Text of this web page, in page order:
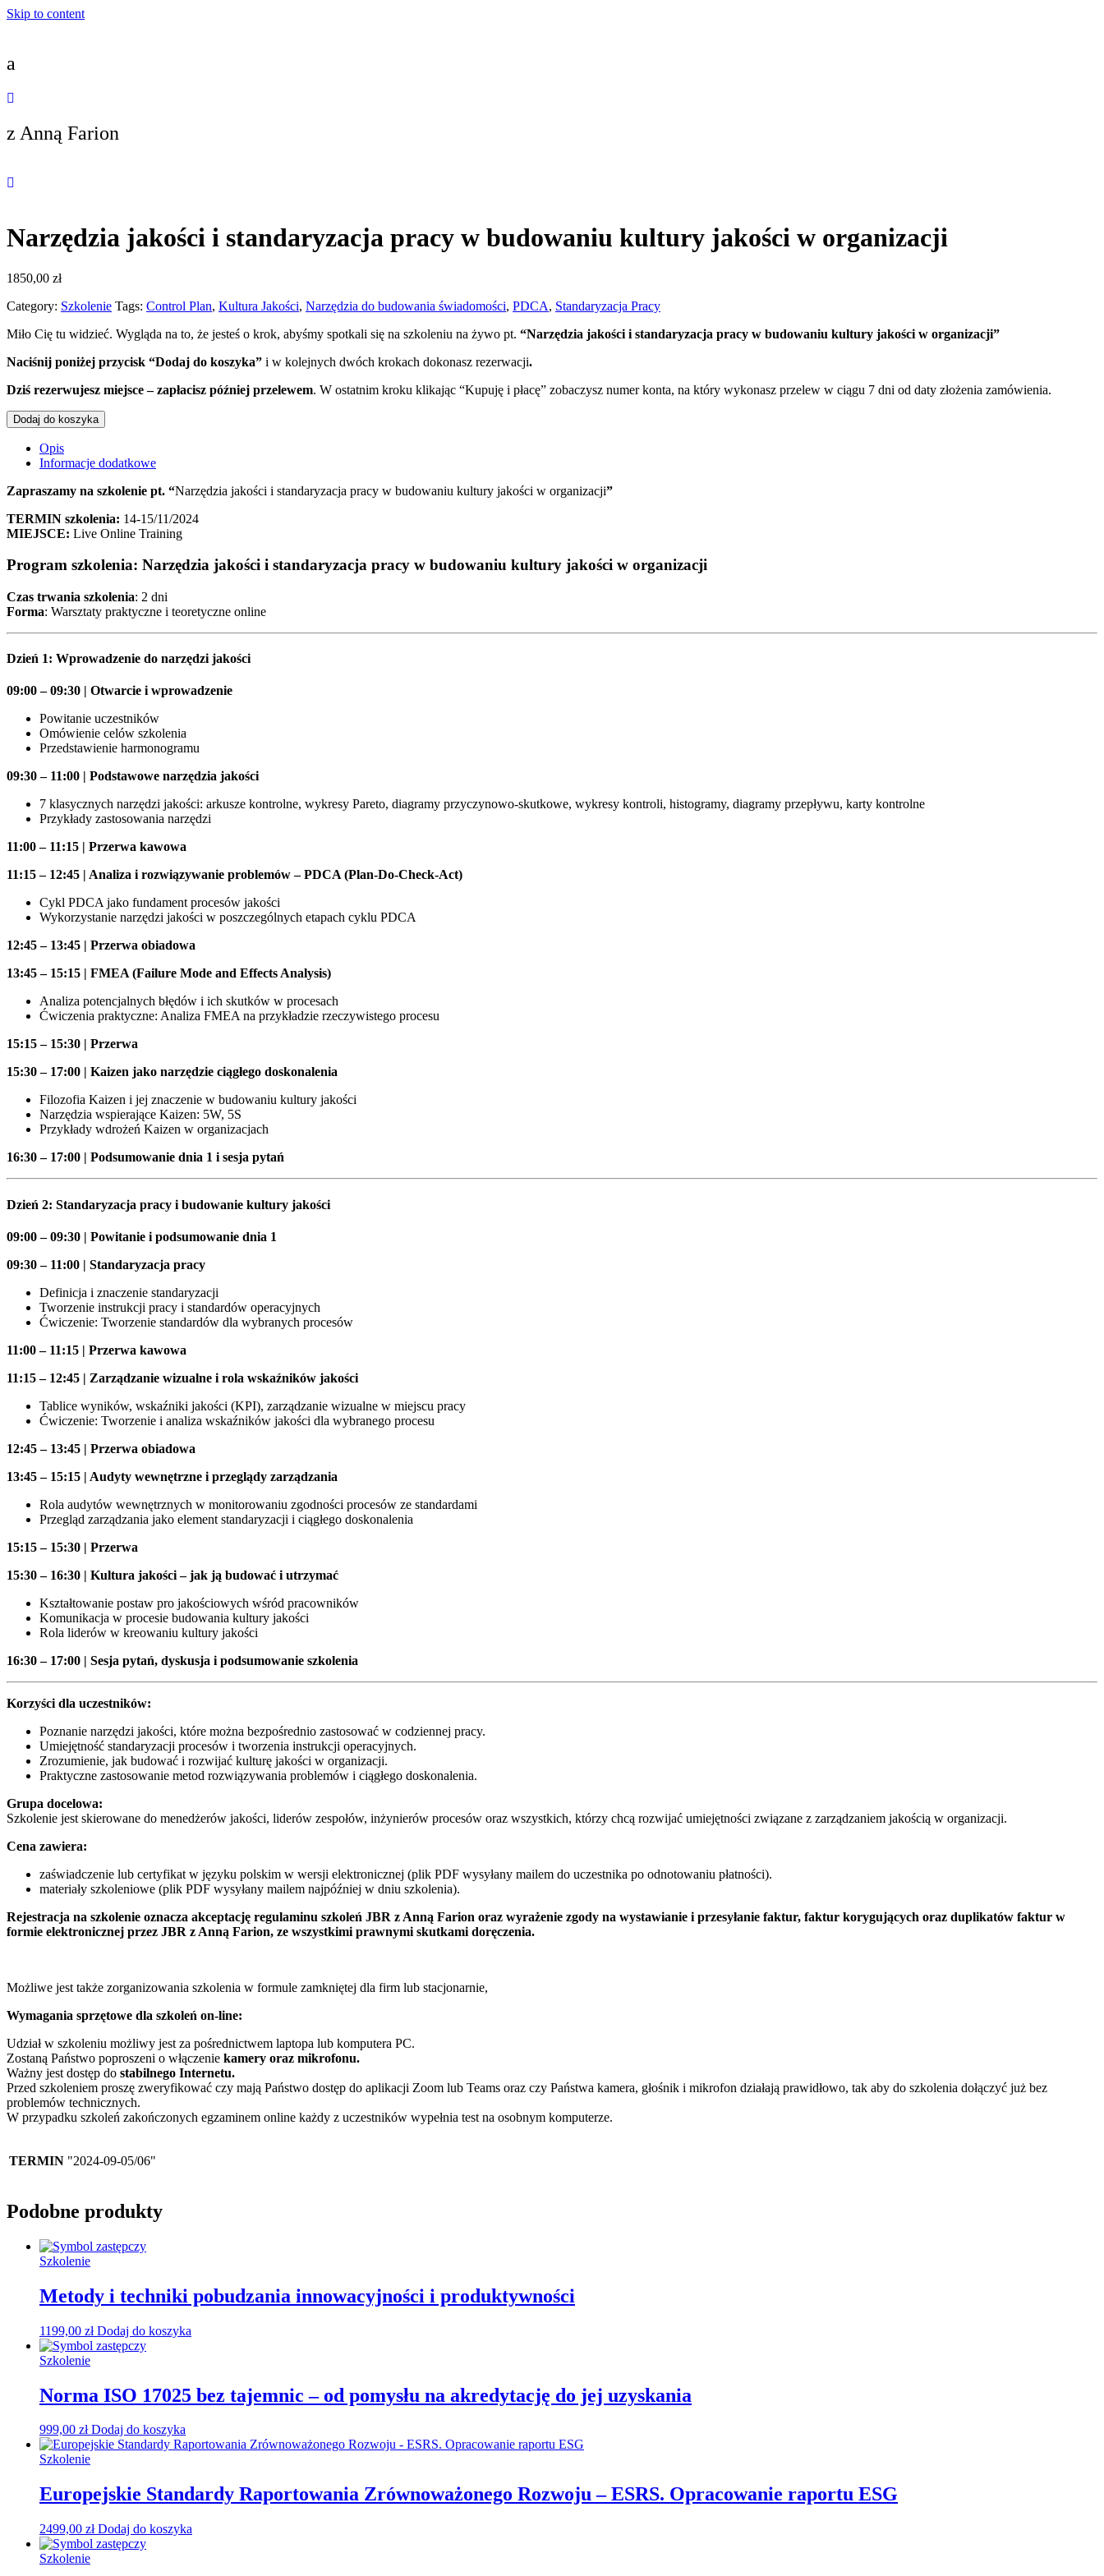
Skip to content
a
z Anną Farion
Narzędzia jakości i standaryzacja pracy w budowaniu kultury jakości w organizacji
1850,00 zł
Category: Szkolenie Tags: Control Plan, Kultura Jakości, Narzędzia do budowania świadomości, PDCA, Standaryzacja Pracy
Miło Cię tu widzieć. Wygląda na to, że jesteś o krok, abyśmy spotkali się na szkoleniu na żywo pt. “Narzędzia jakości i standaryzacja pracy w budowaniu kultury jakości w organizacji”
Naciśnij poniżej przycisk “Dodaj do koszyka” i w kolejnych dwóch krokach dokonasz rezerwacji.
Dziś rezerwujesz miejsce – zapłacisz później przelewem. W ostatnim kroku klikając “Kupuję i płacę” zobaczysz numer konta, na który wykonasz przelew w ciągu 7 dni od daty złożenia zamówienia.
ilość
Narzędzia
jakości
pracy
budowaniu
kultury
w
Dodaj do koszyka
Opis
Informacje dodatkowe
Zapraszamy na szkolenie pt. “Narzędzia jakości i standaryzacja pracy w budowaniu kultury jakości w organizacji”
TERMIN szkolenia: 14-15/11/2024
MIEJSCE: Live Online Training
Program szkolenia: Narzędzia jakości i standaryzacja pracy w budowaniu kultury jakości w organizacji
Czas trwania szkolenia: 2 dni
Forma: Warsztaty praktyczne i teoretyczne online
Dzień 1: Wprowadzenie do narzędzi jakości
09:00 – 09:30 | Otwarcie i wprowadzenie
Powitanie uczestników
Omówienie celów szkolenia
Przedstawienie harmonogramu
09:30 – 11:00 | Podstawowe narzędzia jakości
7 klasycznych narzędzi jakości: arkusze kontrolne, wykresy Pareto, diagramy przyczynowo-skutkowe, wykresy kontroli, histogramy, diagramy przepływu, karty kontrolne
Przykłady zastosowania narzędzi
11:00 – 11:15 | Przerwa kawowa
11:15 – 12:45 | Analiza i rozwiązywanie problemów – PDCA (Plan-Do-Check-Act)
Cykl PDCA jako fundament procesów jakości
Wykorzystanie narzędzi jakości w poszczególnych etapach cyklu PDCA
12:45 – 13:45 | Przerwa obiadowa
13:45 – 15:15 | FMEA (Failure Mode and Effects Analysis)
Analiza potencjalnych błędów i ich skutków w procesach
Ćwiczenia praktyczne: Analiza FMEA na przykładzie rzeczywistego procesu
15:15 – 15:30 | Przerwa
15:30 – 17:00 | Kaizen jako narzędzie ciągłego doskonalenia
Filozofia Kaizen i jej znaczenie w budowaniu kultury jakości
Narzędzia wspierające Kaizen: 5W, 5S
Przykłady wdrożeń Kaizen w organizacjach
16:30 – 17:00 | Podsumowanie dnia 1 i sesja pytań
Dzień 2: Standaryzacja pracy i budowanie kultury jakości
09:00 – 09:30 | Powitanie i podsumowanie dnia 1
09:30 – 11:00 | Standaryzacja pracy
Definicja i znaczenie standaryzacji
Tworzenie instrukcji pracy i standardów operacyjnych
Ćwiczenie: Tworzenie standardów dla wybranych procesów
11:00 – 11:15 | Przerwa kawowa
11:15 – 12:45 | Zarządzanie wizualne i rola wskaźników jakości
Tablice wyników, wskaźniki jakości (KPI), zarządzanie wizualne w miejscu pracy
Ćwiczenie: Tworzenie i analiza wskaźników jakości dla wybranego procesu
12:45 – 13:45 | Przerwa obiadowa
13:45 – 15:15 | Audyty wewnętrzne i przeglądy zarządzania
Rola audytów wewnętrznych w monitorowaniu zgodności procesów ze standardami
Przegląd zarządzania jako element standaryzacji i ciągłego doskonalenia
15:15 – 15:30 | Przerwa
15:30 – 16:30 | Kultura jakości – jak ją budować i utrzymać
Kształtowanie postaw pro jakościowych wśród pracowników
Komunikacja w procesie budowania kultury jakości
Rola liderów w kreowaniu kultury jakości
16:30 – 17:00 | Sesja pytań, dyskusja i podsumowanie szkolenia
Korzyści dla uczestników:
Poznanie narzędzi jakości, które można bezpośrednio zastosować w codziennej pracy.
Umiejętność standaryzacji procesów i tworzenia instrukcji operacyjnych.
Zrozumienie, jak budować i rozwijać kulturę jakości w organizacji.
Praktyczne zastosowanie metod rozwiązywania problemów i ciągłego doskonalenia.
Grupa docelowa:
Szkolenie jest skierowane do menedżerów jakości, liderów zespołów, inżynierów procesów oraz wszystkich, którzy chcą rozwijać umiejętności związane z zarządzaniem jakością w organizacji.
Cena zawiera:
zaświadczenie lub certyfikat w języku polskim w wersji elektronicznej (plik PDF wysyłany mailem do uczestnika po odnotowaniu płatności).
materiały szkoleniowe (plik PDF wysyłany mailem najpóźniej w dniu szkolenia).
Rejestracja na szkolenie oznacza akceptację regulaminu szkoleń JBR z Anną Farion oraz wyrażenie zgody na wystawianie i przesyłanie faktur, faktur korygujących oraz duplikatów faktur w
formie elektronicznej przez JBR z Anną Farion, ze wszystkimi prawnymi skutkami doręczenia.
Możliwe jest także zorganizowania szkolenia w formule zamkniętej dla firm lub stacjonarnie,
Wymagania sprzętowe dla szkoleń on-line:
Udział w szkoleniu możliwy jest za pośrednictwem laptopa lub komputera PC.
Zostaną Państwo poproszeni o włączenie kamery oraz mikrofonu.
Ważny jest dostęp do stabilnego Internetu.
Przed szkoleniem proszę zweryfikować czy mają Państwo dostęp do aplikacji Zoom lub Teams oraz czy Państwa kamera, głośnik i mikrofon działają prawidłowo, tak aby do szkolenia dołączyć już bez
problemów technicznych.
W przypadku szkoleń zakończonych egzaminem online każdy z uczestników wypełnia test na osobnym komputerze.
TERMIN "2024-09-05/06"
Podobne produkty
Szkolenie
Metody i techniki pobudzania innowacyjności i produktywności
1199,00 zł Dodaj do koszyka
Szkolenie
Norma ISO 17025 bez tajemnic – od pomysłu na akredytację do jej uzyskania
999,00 zł Dodaj do koszyka
Szkolenie
Europejskie Standardy Raportowania Zrównoważonego Rozwoju – ESRS. Opracowanie raportu ESG
2499,00 zł Dodaj do koszyka
Szkolenie